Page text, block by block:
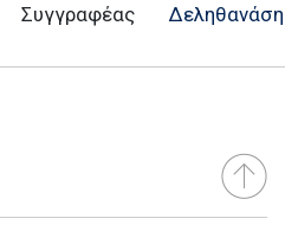
Συγγραφέας